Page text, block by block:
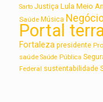
Sarto Justiça Lula Meio
Saúde Música
Portal
Fortaleza presidente
saúde Saúde Pública
Federal sustentabilidade